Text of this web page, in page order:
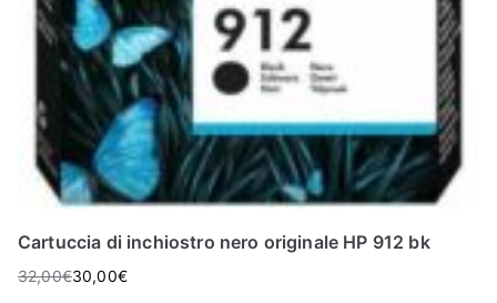
Cartuccia di inchiostro nero originale HP 912 bk
32,00€30,00€